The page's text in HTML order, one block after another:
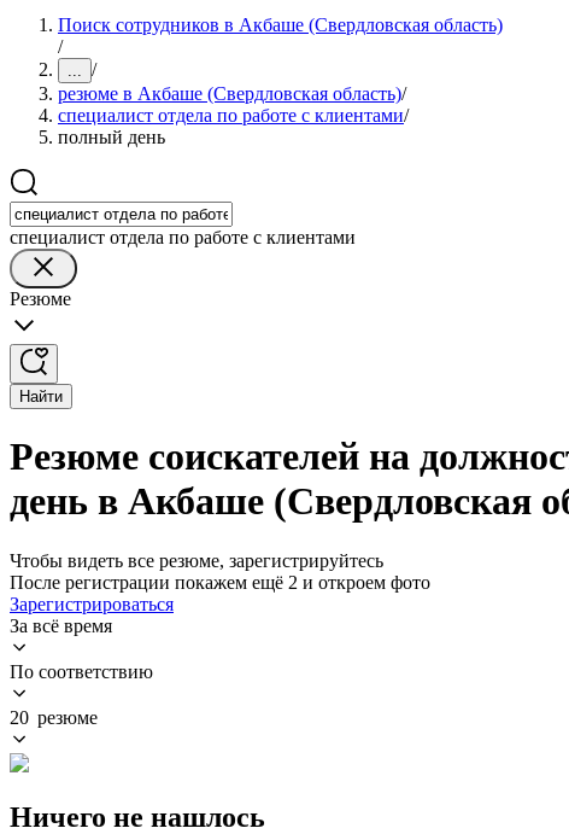
Поиск сотрудников в Акбаше (Свердловская область)
/
... /
резюме в Акбаше (Свердловская область)/
специалист отдела по работе с клиентами/
полный день
специалист отдела по работе с клиентами
Резюме
Найти
Резюме соискателей на
день в Акбаше (Свердловская
Чтобы видеть все резюме, зарегистрируйтесь
После регистрации покажем ещё 2 и откроем фото
Зарегистрироваться
За всё время
По соответствию
20 резюме
Ничего не нашлось